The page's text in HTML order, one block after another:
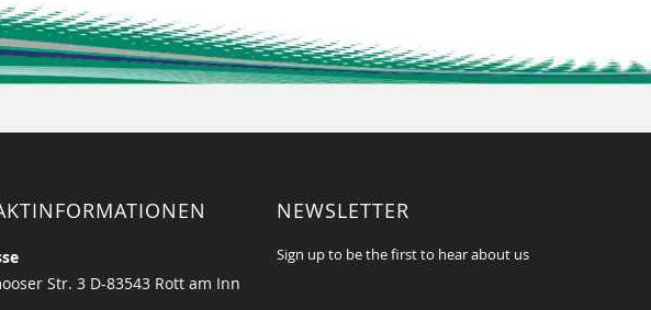
Str. 3 D-83543 Rott am Inn
NEWSLETTER
Sign up to be the first to hear about us